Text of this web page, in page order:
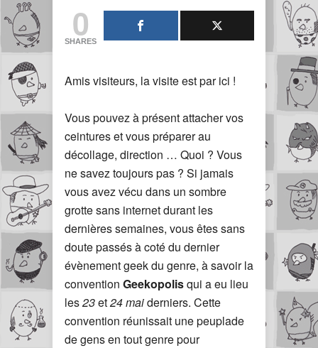
0
SHARES
Amis visiteurs, la visite est par ici !
Vous pouvez à présent attacher vos
ceintures et vous préparer au
décollage, direction … Quoi ? Vous
ne savez toujours pas ? Si jamais
vous avez vécu dans un sombre
grotte sans internet durant les
dernières semaines, vous êtes sans
doute passés à coté du dernier
évènement geek du genre, à savoir la
convention Geekopolisqui a eu lieu
les23et24 maiderniers. Cette
convention réunissait une peuplade
de gens en tout genre pour